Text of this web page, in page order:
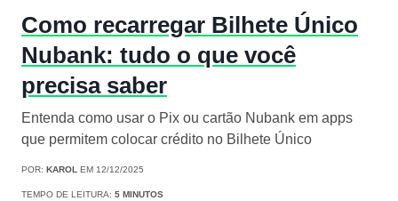
Como recarregar Bilhete Único
Nubank: tudo o que você
precisa saber
Entenda como usar o Pix ou cartão Nubank em apps
que permitem colocar crédito no Bilhete Único
POR: KAROL EM 12/12/2025
TEMPO DE LEITURA: 5 MINUTOS